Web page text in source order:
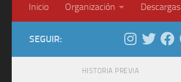
Inicio Organización Descargas
SEGUIR:
HISTORIA PREVIA